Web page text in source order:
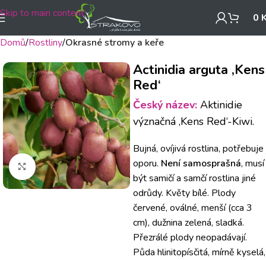
Skip to main content 0
Domů Rostliny Okrasné stromy a keře
Klikněte pro zvětšení
Actinidia arguta ‚Kens
Red‘
Český název: Aktinidie
význačná ‚Kens Red‘-Kiwi.
Bujná, ovíjivá rostlina, potřebuje
oporu. Není samosprašná, musí
být samičí a samčí rostlina jiné
odrůdy. Květy bílé. Plody
červené, oválné, menší (cca 3
cm), dužnina zelená, sladká.
Přezrálé plody neopadávají.
Půda hlinitopísčitá, mírně kyselá,